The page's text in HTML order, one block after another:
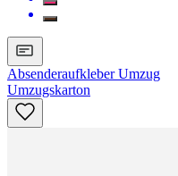
Absenderaufkleber Umzug
Umzugskarton